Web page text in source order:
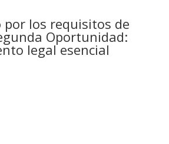
por los requisitos de
Oportunidad:
legal esencial